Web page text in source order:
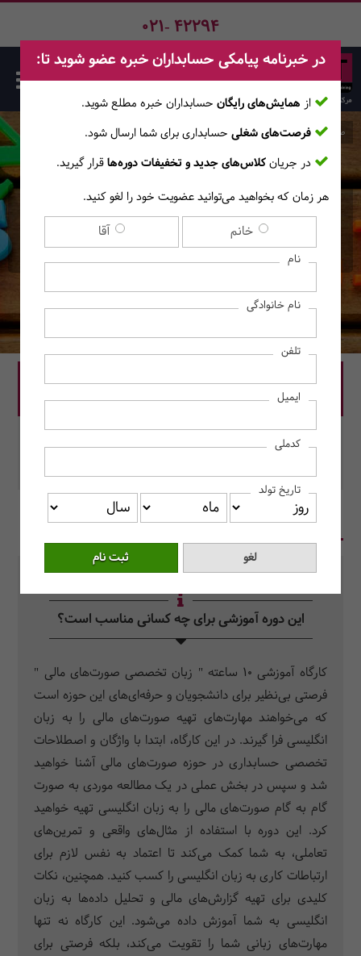
021- 42294
کارگاه حضوری عملی زبان
تخصصی صورت‌های مالی
صفحه اصلی دوره‌ها
قیمت دوره: 10,000,000 ریال
در این دوره رزرو کنید.
محل برگزاری: مرکز آموزش حسابداران خبره
در یک نگاه سرفصل دروس سوالات متداول
این دوره آموزشی برای چه کسانی مناسب است؟
کارگاه آموزشی 10 ‌ساعته " زبان تخصصی صورت‌های مالی "
فرصتی بی‌نظیر برای دانشجویان و حرفه‌ای‌های این حوزه است
که می‌خواهند مهارت‌های تهیه صورت‌های مالی را به زبان
انگلیسی فرا گیرند. در این کارگاه، ابتدا با واژگان و اصطلاحات
تخصصی حسابداری در حوزه صورت‌های مالی آشنا خواهید
شد و سپس در بخش عملی در یک مطالعه موردی به صورت
گام به گام صورت‌های مالی را به زبان انگلیسی تهیه خواهید
کرد. این دوره با استفاده از مثال‌های واقعی و تمرین‌های
تعاملی، به شما کمک می‌کند تا اعتماد به نفس لازم برای
ارتباطات کاری به زبان انگلیسی را کسب کنید. همچنین، نکات
کلیدی برای تهیه گزارش‌های مالی و تحلیل داده‌ها به زبان
انگلیسی به شما آموزش داده می‌شود. این کارگاه نه تنها
مهارت‌های زبانی شما را تقویت می‌کند، بلکه فرصتی برای
در خبرنامه پیامکی حسابداران خبره عضو شوید تا:
از همایش‌های رایگان حسابداران خبره مطلع ‎شوید.
فرصت‌های شغلی حسابداری برای شما ارسال شود.
در جریانکلاس‌های جدید و تخفیفات دوره‌هاقرار گیرید.
هر زمان که بخواهید می‌توانید عضویت خود را لغو کنید.
خانم آقا
نام
نام خانوادگی
تلفن
ایمیل
کدملی
تاریخ تولد